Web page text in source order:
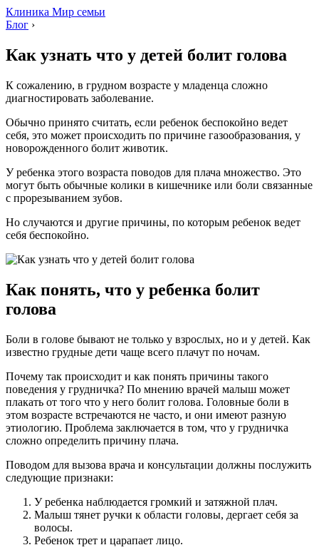
Клиника Мир семьи
Блог ›
Как узнать что у детей болит голова
К сожалению, в грудном возрасте у младенца сложно
диагностировать заболевание.
Обычно принято считать, если ребенок беспокойно ведет
себя, это может происходить по причине газообразования, у
новорожденного болит животик.
У ребенка этого возраста поводов для плача множество. Это
могут быть обычные колики в кишечнике или боли связанные
с прорезыванием зубов.
Но случаются и другие причины, по которым ребенок ведет
себя беспокойно.
Как понять, что у ребенка болит
голова
Боли в голове бывают не только у взрослых, но и у детей. Как
известно грудные дети чаще всего плачут по ночам.
Почему так происходит и как понять причины такого
поведения у грудничка? По мнению врачей малыш может
плакать от того что у него болит голова. Головные боли в
этом возрасте встречаются не часто, и они имеют разную
этиологию. Проблема заключается в том, что у грудничка
сложно определить причину плача.
Поводом для вызова врача и консультации должны послужить
следующие признаки:
У ребенка наблюдается громкий и затяжной плач.
Малыш тянет ручки к области головы, дергает себя за
волосы.
Ребенок трет и царапает лицо.